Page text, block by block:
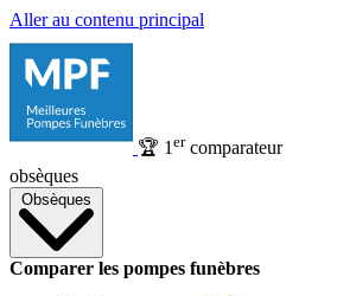
Aller au contenu principal
🏆 1 ercomparateur
obsèques
Obsèques
Comparer les pompes funèbres